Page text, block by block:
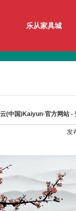
乐从家具城
(中国)Kaiyun·官方网站 -
发